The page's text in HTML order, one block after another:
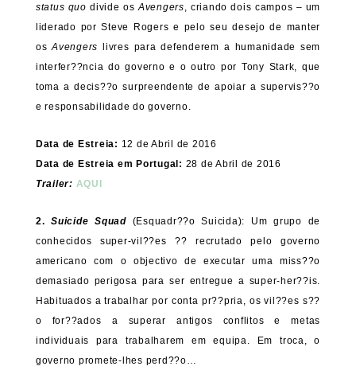
status quo divide os Avengers , criando dois campos – um
liderado por Steve Rogers e pelo seu desejo de manter
os Avengers livres para defenderem a humanidade sem
interfer??ncia do governo e o outro por Tony Stark, que
toma a decis??o surpreendente de apoiar a supervis??o
e responsabilidade do governo.
Data de Estreia: 12 de Abril de 2016
Data de Estreia em Portugal: 28 de Abril de 2016
Trailer: AQUI
2. Suicide Squad (Esquadr??o Suicida): Um grupo de
conhecidos super-vil??es ?? recrutado pelo governo
americano com o objectivo de executar uma miss??o
demasiado perigosa para ser entregue a super-her??is.
Habituados a trabalhar por conta pr??pria, os vil??es s??
o for??ados a superar antigos conflitos e metas
individuais para trabalharem em equipa. Em troca, o
governo promete-lhes perd??o…